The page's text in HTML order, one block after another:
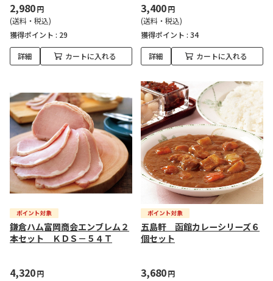
2,980円
(送料・税込)
獲得ポイント : 29
詳細 カートに入れる
3,400円
(送料・税込)
獲得ポイント : 34
詳細 カートに入れる
鎌倉ハム富岡商会エンブレム２
本セット ＫＤＳ－５４Ｔ
4,320円
五島軒 函館カレーシリーズ６
個セット
3,680円